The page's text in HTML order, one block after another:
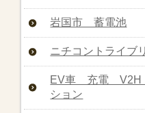
岩国市 蓄電池
ニチコントライブ
EV車 充電 V2H
ション